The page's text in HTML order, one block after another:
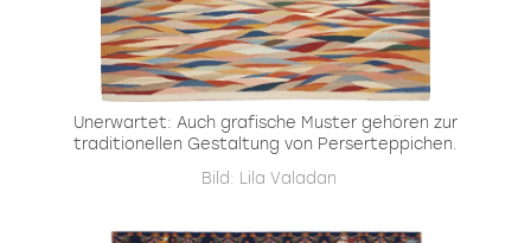
Unerwartet: Auch grafische Muster gehören zur
traditionellen Gestaltung von Perserteppichen.
Bild: Lila Valadan